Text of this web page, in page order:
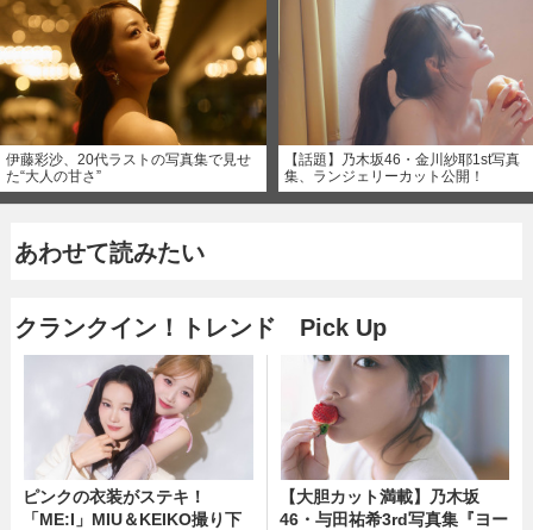
伊藤彩沙、20代ラストの写真集で見せ
た“大人の甘さ”
【話題】乃木坂46・金川紗耶1st写真
集、ランジェリーカット公開！
あわせて読みたい
クランクイン！トレンド Pick Up
ピンクの衣装がステキ！
「ME:I」MIU＆KEIKO撮り下
【大胆カット満載】乃木坂
46・与田祐希3rd写真集『ヨー